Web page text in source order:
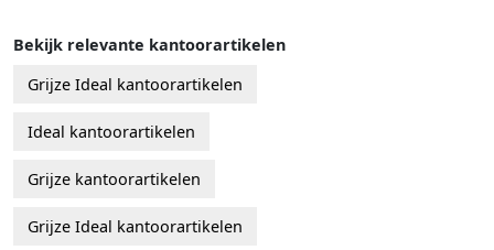
Bekijk relevante kantoorartikelen
Grijze Ideal kantoorartikelen
Ideal kantoorartikelen
Grijze kantoorartikelen
Grijze Ideal kantoorartikelen